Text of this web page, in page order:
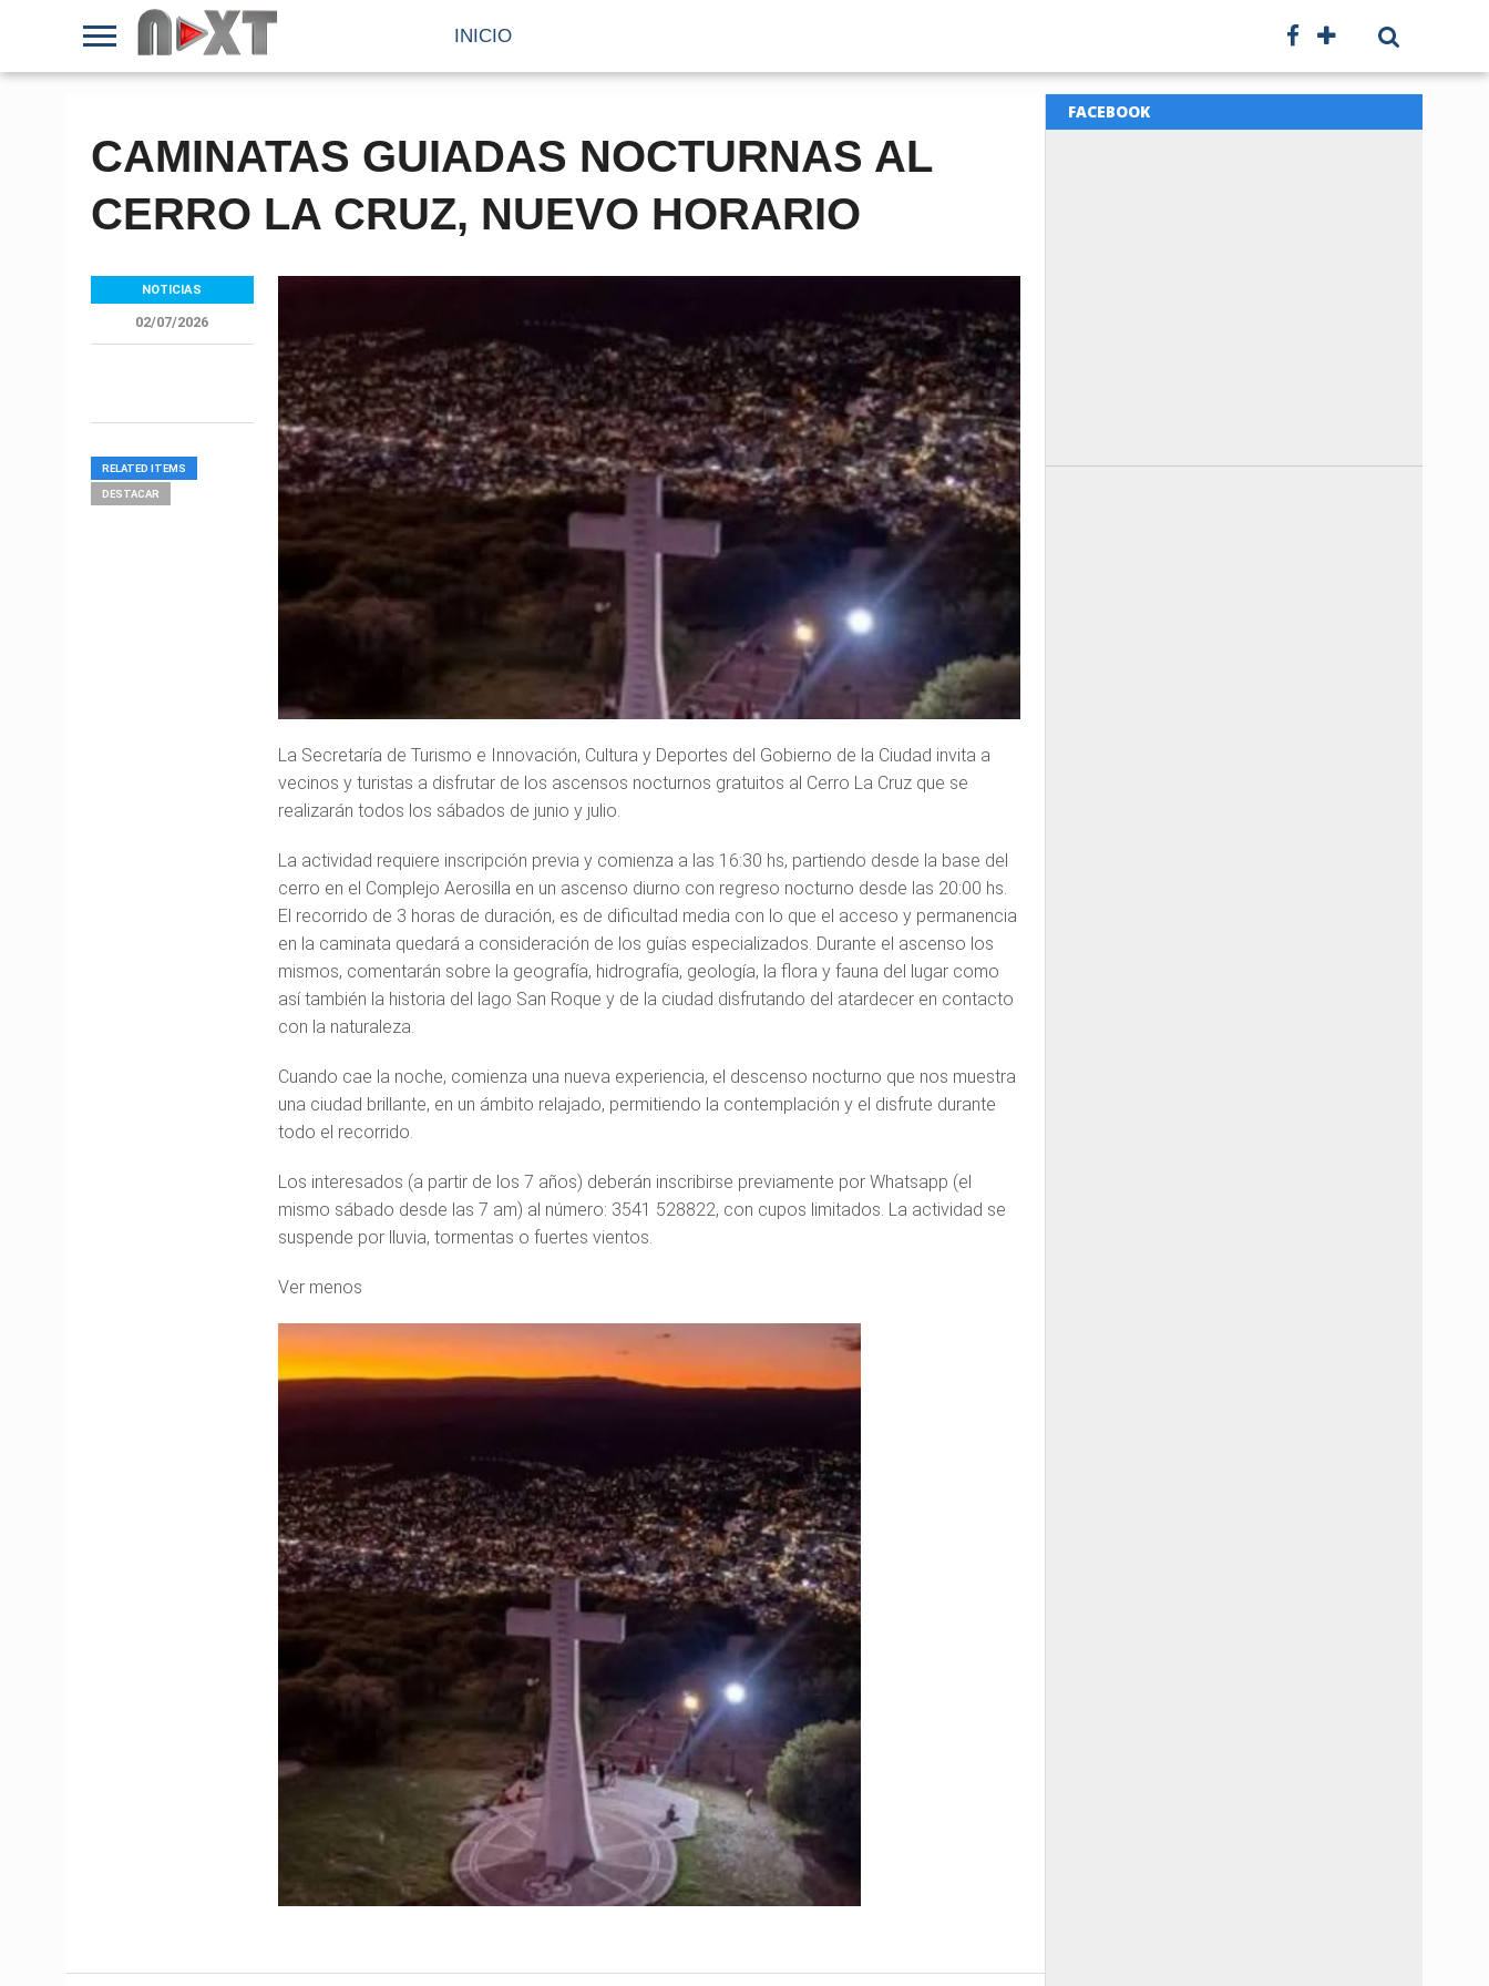
INICIO
CAMINATAS GUIADAS NOCTURNAS AL
CERRO LA CRUZ, NUEVO HORARIO
La Secretaría de Turismo e Innovación, Cultura y Deportes del Gobierno de la Ciudad invita a
vecinos y turistas a disfrutar de los ascensos nocturnos gratuitos al Cerro La Cruz que se
realizarán todos los sábados de junio y julio.
La actividad requiere inscripción previa y comienza a las 16:30 hs, partiendo desde la base del
cerro en el Complejo Aerosilla en un ascenso diurno con regreso nocturno desde las 20:00 hs.
El recorrido de 3 horas de duración, es de dificultad media con lo que el acceso y permanencia
en la caminata quedará a consideración de los guías especializados. Durante el ascenso los
mismos, comentarán sobre la geografía, hidrografía, geología, la flora y fauna del lugar como
así también la historia del lago San Roque y de la ciudad disfrutando del atardecer en contacto
con la naturaleza.
Cuando cae la noche, comienza una nueva experiencia, el descenso nocturno que nos muestra
una ciudad brillante, en un ámbito relajado, permitiendo la contemplación y el disfrute durante
todo el recorrido.
Los interesados (a partir de los 7 años) deberán inscribirse previamente por Whatsapp (el
mismo sábado desde las 7 am) al número: 3541 528822, con cupos limitados. La actividad se
suspende por lluvia, tormentas o fuertes vientos.
Ver menos
NOTICIAS
02/07/2026
RELATED ITEMS
DESTACAR
FACEBOOK